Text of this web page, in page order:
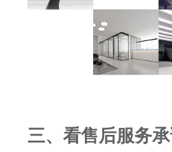
三、看售后服务